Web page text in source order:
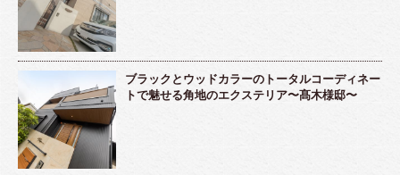
ブラックとウッドカラーのトータルコーディネー
トで魅せる角地のエクステリア〜髙木様邸〜